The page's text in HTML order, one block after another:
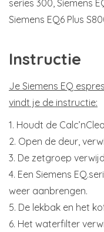
series 300, Siemens
Siemens EQ6 Plus
Instructie
Je Siemens EQ
vindt je de instructie:
1. Houdt de
2. Open de deur,
3. De zetgroep
4. Een Siemens
weer aanbrengen.
5. De lekbak en het
6. Het waterfilter